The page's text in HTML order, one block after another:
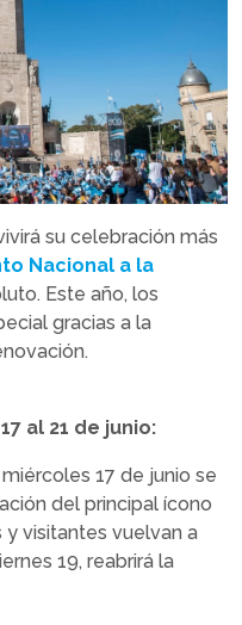
su celebración más
Nacional a la
Este año, los
gracias a la
al 21 de junio:
miércoles 17 de junio se
del principal ícono
y visitantes vuelvan a
19, reabrirá la